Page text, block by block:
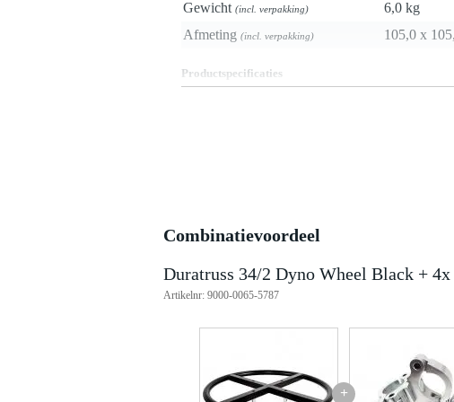
Gewicht (incl. verpakking)
6,0 kg
Afmeting (incl. verpakking) 105,0 x
Productspecificaties
gewicht: 6.5 kg
Combinatievoordeel
Duratruss 34/2 Dyno Wheel Black +
Artikelnr: 9000-0065-5787
+